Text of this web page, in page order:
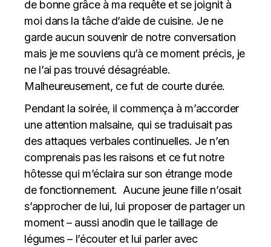
de bonne grâce à ma requête et se joignit à
moi dans la tâche d’aide de cuisine. Je ne
garde aucun souvenir de notre conversation
mais je me souviens qu’à ce moment précis, je
ne l’ai pas trouvé désagréable.
Malheureusement, ce fut de courte durée.
Pendant la soirée, il commença à m’accorder
une attention malsaine, qui se traduisait pas
des attaques verbales continuelles. Je n’en
comprenais pas les raisons et ce fut notre
hôtesse qui m’éclaira sur son étrange mode
de fonctionnement. Aucune jeune fille n’osait
s’approcher de lui, lui proposer de partager un
moment – aussi anodin que le taillage de
légumes – l’écouter et lui parler avec